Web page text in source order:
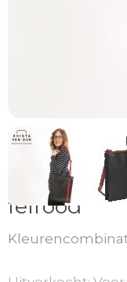
Finland 3
felrood